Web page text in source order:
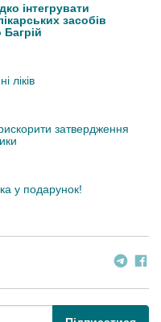
інтегрувати
засобів
ліків
затвердження
у подарунок!